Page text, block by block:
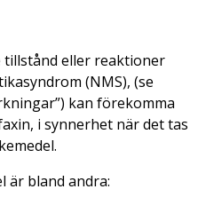
eller reaktioner
(NMS), (se
kan förekomma
i synnerhet när det tas
är bland andra: